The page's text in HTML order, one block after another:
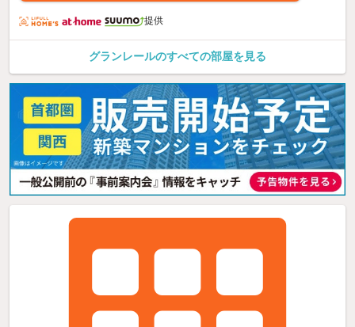
提供
グランレールのすべての部屋を見る